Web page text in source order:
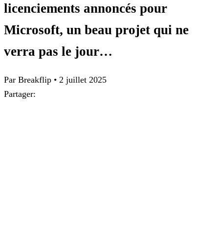
licenciements annoncés pour
Microsoft, un beau projet qui ne
verra pas le jour…
Par Breakflip • 2 juillet 2025
Partager: